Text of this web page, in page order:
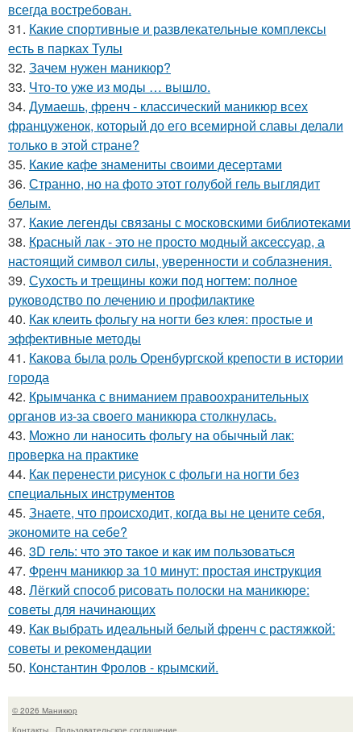
всегда востребован.
31. Какие спортивные и развлекательные комплексы
есть в парках Тулы
32. Зачем нужен маникюр?
33. Что-то уже из моды … вышло.
34. Думаешь, френч - классический маникюр всех
француженок, который до его всемирной славы делали
только в этой стране?
35. Какие кафе знамениты своими десертами
36. Странно, но на фото этот голубой гель выглядит
белым.
37. Какие легенды связаны с московскими библиотеками
38. Красный лак - это не просто модный аксессуар, а
настоящий символ силы, уверенности и соблазнения.
39. Сухость и трещины кожи под ногтем: полное
руководство по лечению и профилактике
40. Как клеить фольгу на ногти без клея: простые и
эффективные методы
41. Какова была роль Оренбургской крепости в истории
города
42. Крымчанка с вниманием правоохранительных
органов из-за своего маникюра столкнулась.
43. Можно ли наносить фольгу на обычный лак:
проверка на практике
44. Как перенести рисунок с фольги на ногти без
специальных инструментов
45. Знаете, что происходит, когда вы не цените себя,
экономите на себе?
46. 3D гель: что это такое и как им пользоваться
47. Френч маникюр за 10 минут: простая инструкция
48. Лёгкий способ рисовать полоски на маникюре:
советы для начинающих
49. Как выбрать идеальный белый френч с растяжкой:
советы и рекомендации
50. Константин Фролов - крымский.
© 2026 Маникюр
Контакты
Пользовательское соглашение